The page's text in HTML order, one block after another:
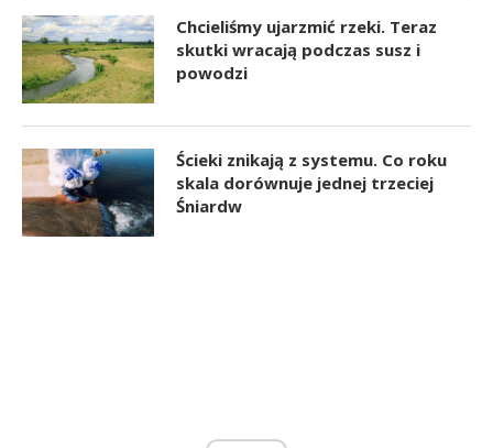
Chcieliśmy ujarzmić rzeki. Teraz
skutki wracają podczas susz i
powodzi
Ścieki znikają z systemu. Co roku
skala dorównuje jednej trzeciej
Śniardw